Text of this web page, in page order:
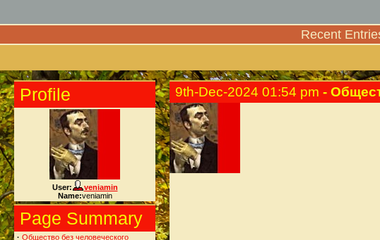
Recent
Profile
User:
veniamin
Name:veniamin
Page Summary
· Общество без человеческого
9th-Dec-2024 01:54 pm -